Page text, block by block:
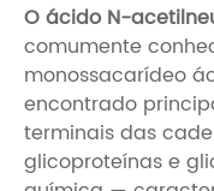
O ácido N-
comumente
monossacarídeo
encontrado
terminais das
glicoproteínas e